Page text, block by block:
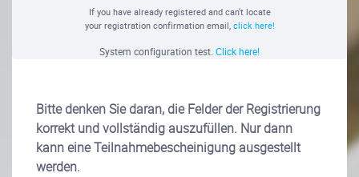
If you have already registered and can't locate
your registration confirmation email, click here!
System configuration test. Click here!
Bitte denken Sie daran, die Felder der Registrierung
korrekt und vollständig auszufüllen. Nur dann
kann eine Teilnahmebescheinigung ausgestellt
werden.